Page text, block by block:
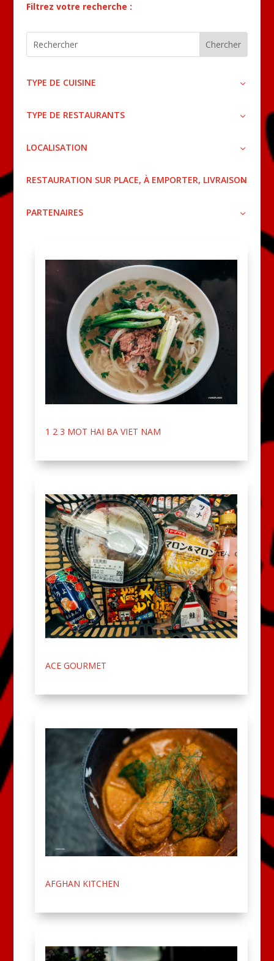
Filtrez votre recherche :
TYPE DE CUISINE
TYPE DE RESTAURANTS
LOCALISATION
RESTAURATION SUR PLACE, À EMPORTER, LIVRAISON
PARTENAIRES
1 2 3 MOT HAI BA VIET NAM
ACE GOURMET
AFGHAN KITCHEN